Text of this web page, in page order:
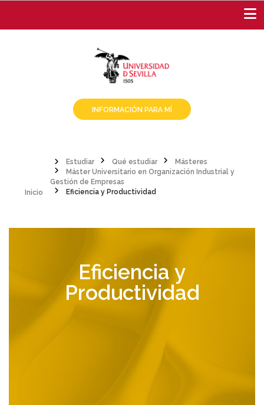
contenido
INFORMACIÓN PARA MÍ
Sobrescribir
enlaces
navegación
Estudiar Qué estudiar
Másteres
Máster Universitario en Organización Industrial y
Gestión de Empresas
Eficiencia y Productividad
Eficiencia y
Productividad